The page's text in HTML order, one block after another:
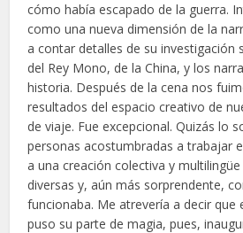
cómo había escapado de la guerra.
como una nueva dimensión de la
a contar detalles de su investigación
del Rey Mono, de la China, y los
historia. Después de la cena nos
resultados del espacio creativo de
de viaje. Fue excepcional. Quizás lo
personas acostumbradas a trabajar
a una creación colectiva y
diversas y, aún más sorprendente,
funcionaba. Me atrevería a decir que
puso su parte de magia, pues,